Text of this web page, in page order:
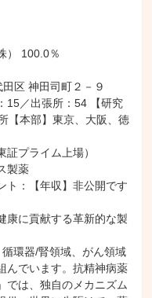
） 100.0％
区 神田司町２－９
15／出張所：54 【研究
【本部】東京、大阪、徳
プライム上場）
製薬
ト：【年収】非公開です
康に貢献する革新的な製
環器/腎領域、がん領域
んでいます。抗精神病薬
では、独自のメカニズム